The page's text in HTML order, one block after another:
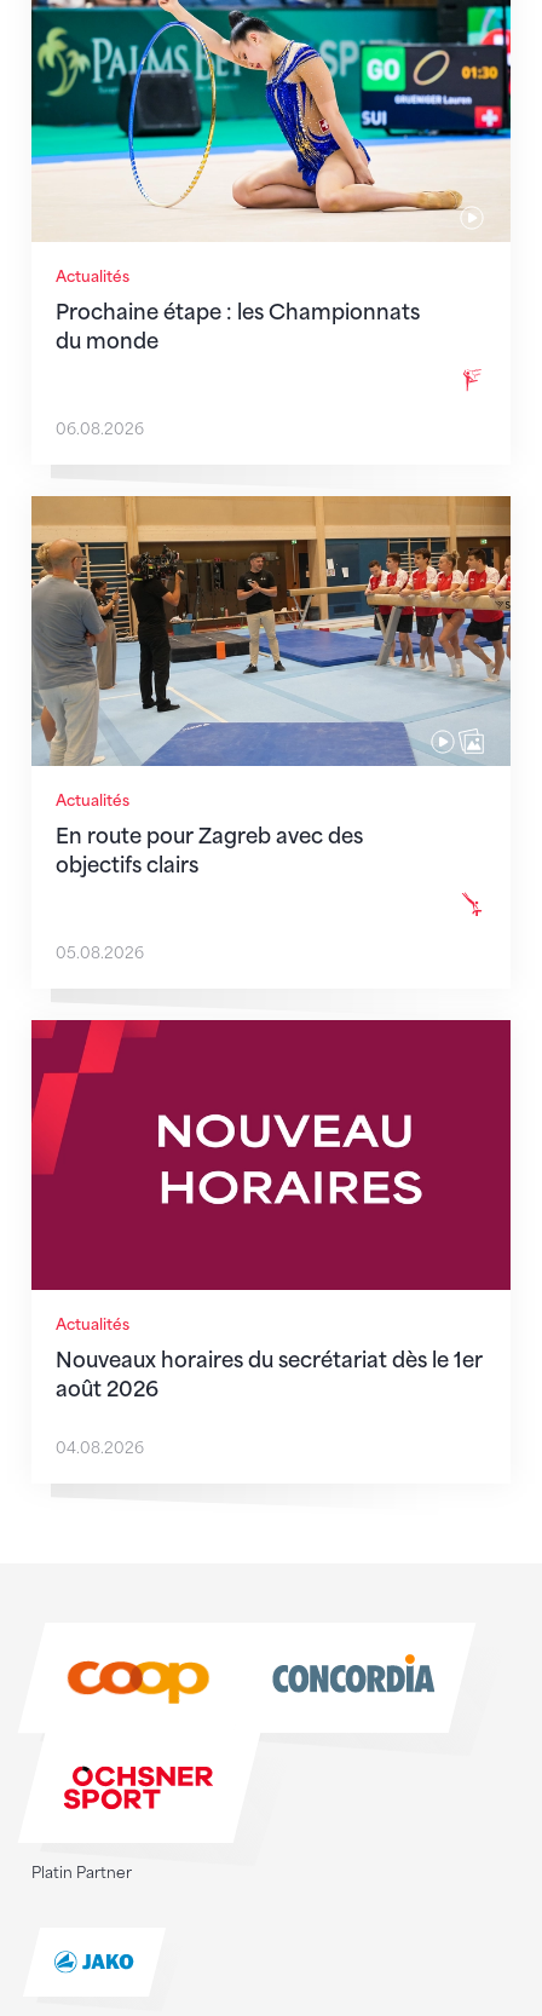
Actualités
Prochaine étape : les Championnats
du monde
06.08.2026
Actualités
En route pour Zagreb avec des
objectifs clairs
En route pour Zagreb avec des objectifs clairs
05.08.2026
Actualités
Nouveaux horaires du secrétariat dès le 1er
août 2026
Nouveaux horaires du secrétariat dès le 1er août
04.08.2026
Platin Partner